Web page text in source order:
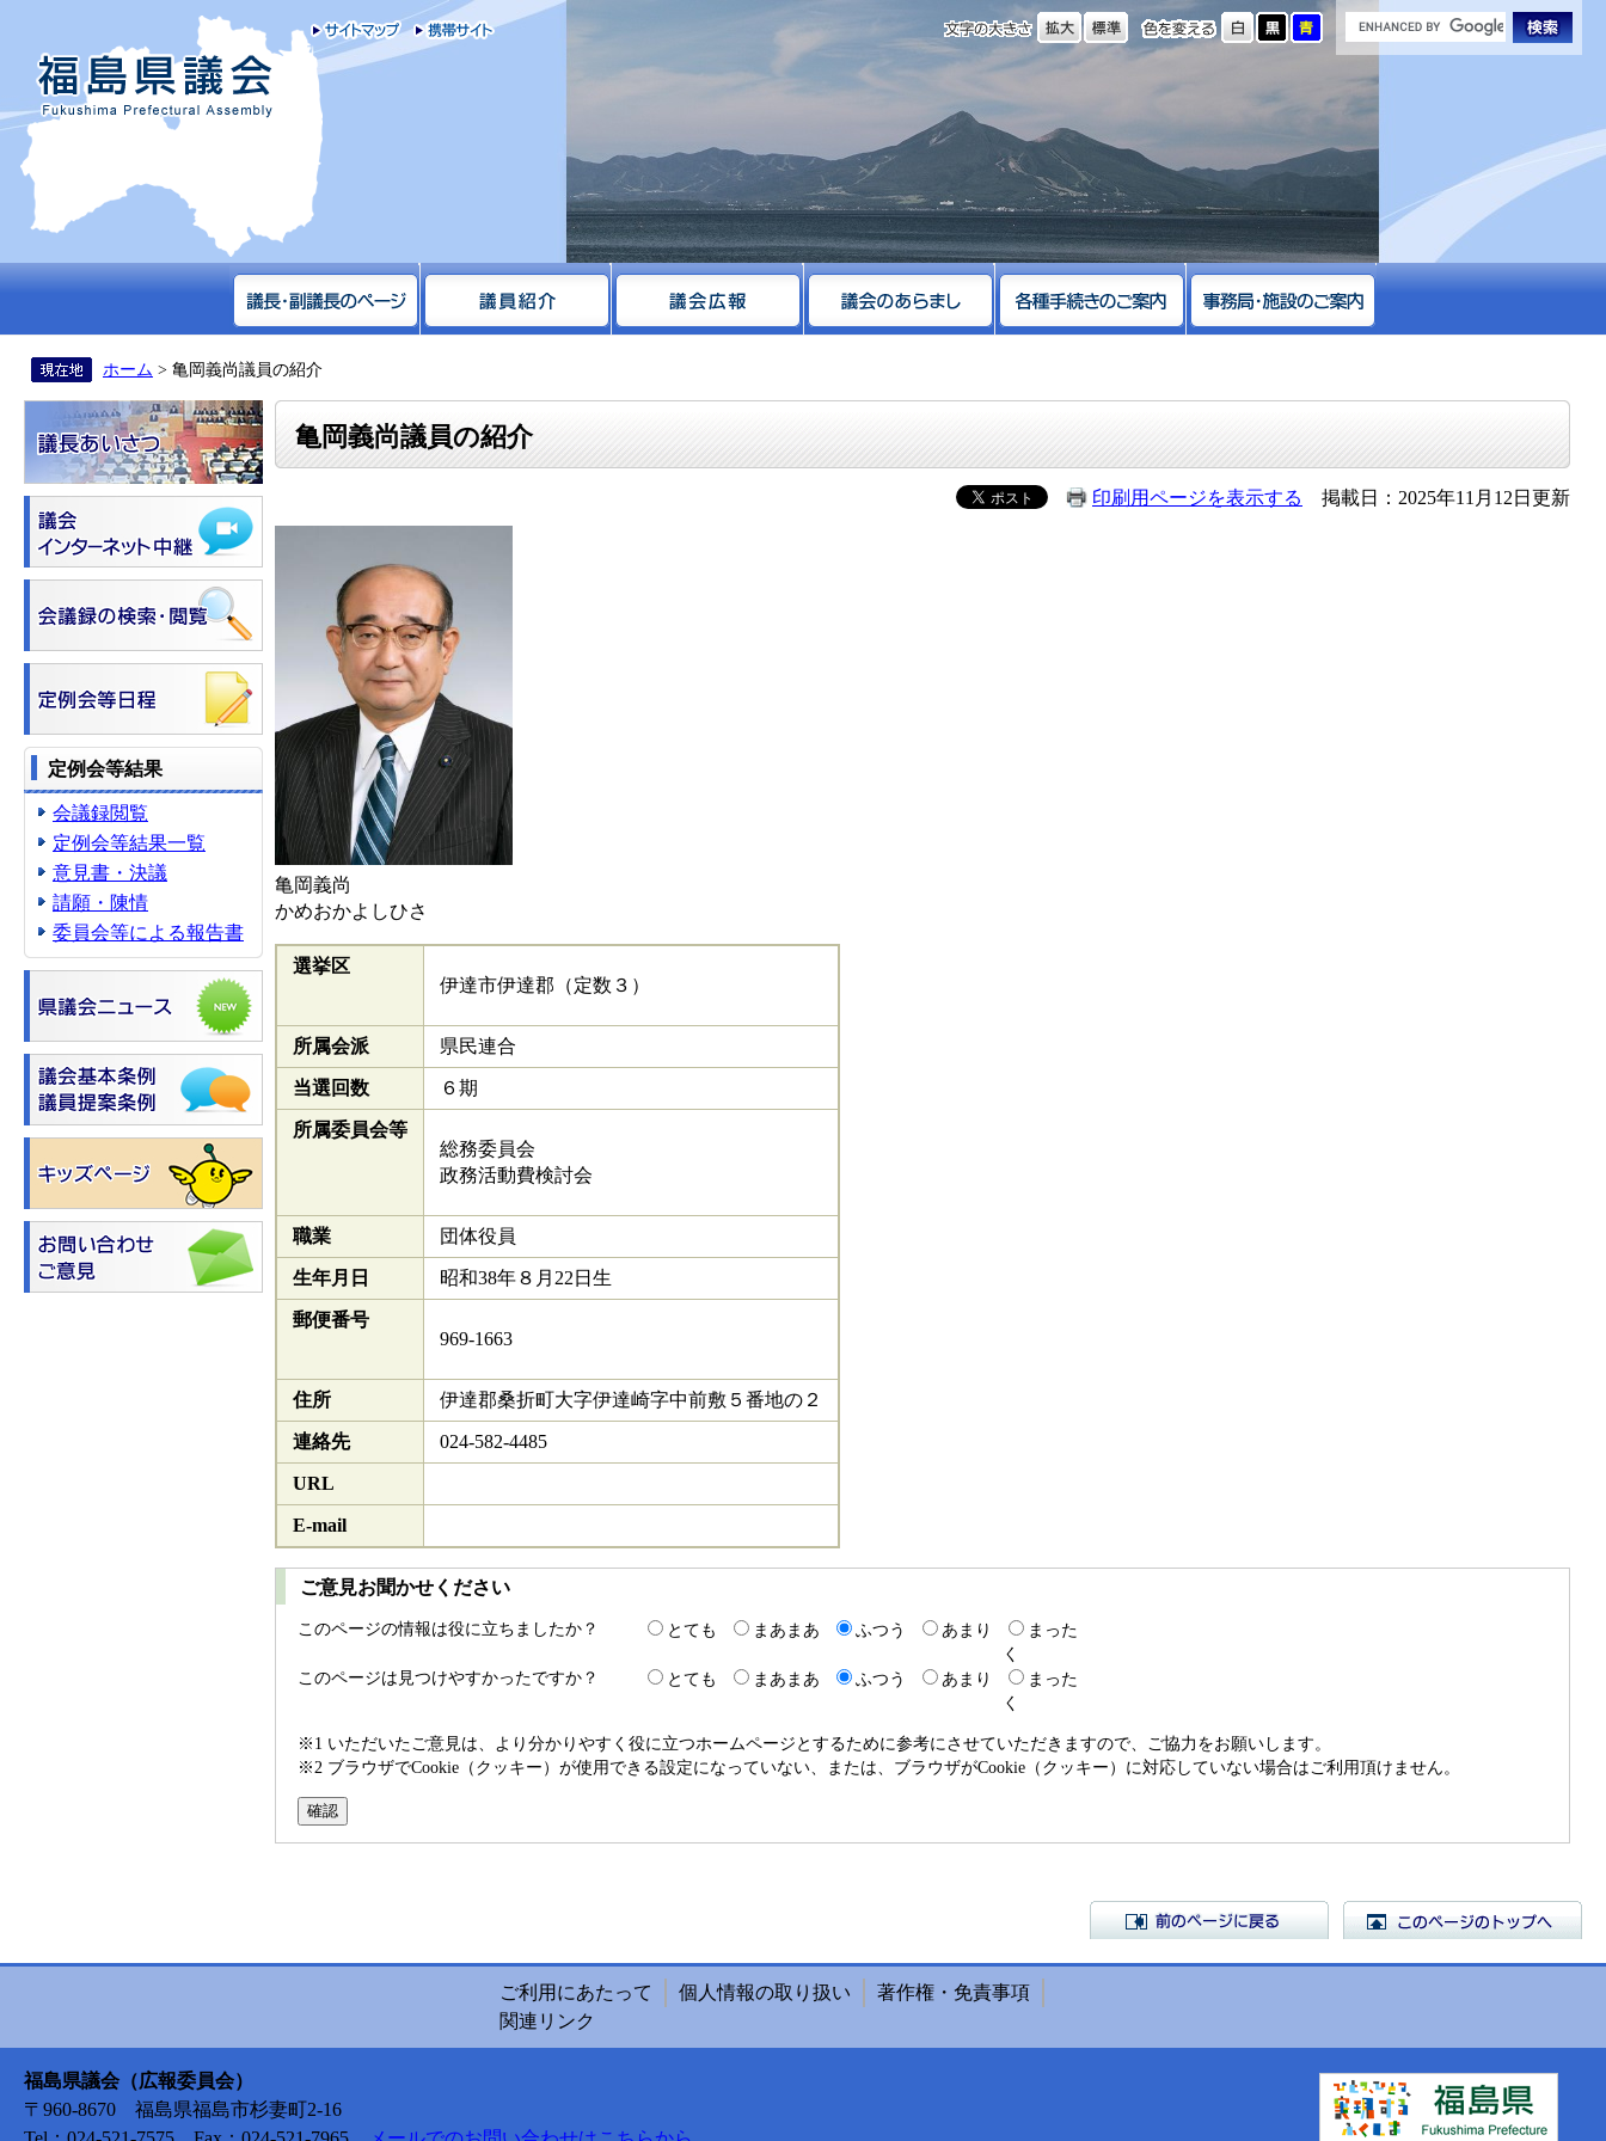
福島県議会
サイトマップ携帯サイト 色を変える
文字の大きさ
ホーム > 亀岡義尚議員の紹介
定例会等結果
会議録閲覧
定例会等結果一覧
意見書・決議
請願・陳情
委員会等による報告書
亀岡義尚議員の紹介
印刷用ページを表示する 掲載日：2025年11月12日更新
亀岡義尚
かめおかよしひさ
選挙区
伊達市伊達郡（定数３）
所属会派 県民連合
当選回数 ６期
所属委員会等
総務委員会
政務活動費検討会
職業 団体役員
生年月日 昭和38年８月22日生
郵便番号
969-1663
住所 伊達郡桑折町大字伊達崎字中前敷５番地の２
連絡先 024-582-4485
URL
E-mail
ご意見お聞かせください
このページの情報は役に立ちましたか？ とても まあまあ ふつう あまり
まった
く
このページは見つけやすかったですか？
とても まあまあ ふつう あまり
まった
く
※1 いただいたご意見は、より分かりやすく役に立つホームページとするために参考にさせていただきますので、ご協力をお願いします。
※2 ブラウザでCookie（クッキー）が使用できる設定になっていない、または、ブラウザがCookie（クッキー）に対応していない場合はご利用頂けません。
前のページに戻る
ご利用にあたって 個人情報の取り扱い
著作権・免責事項
関連リンク
福島県議会（広報委員会）
〒960-8670 福島県福島市杉妻町2-16